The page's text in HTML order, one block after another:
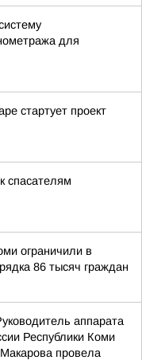
для
стартует проект
спасателям
ограничили в
86 тысяч граждан
аппарата
Республики Коми
провела